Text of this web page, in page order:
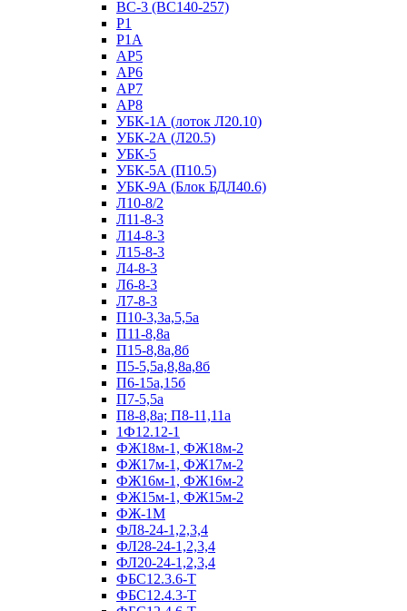
ВС-3 (ВС140-257)
Р1
Р1А
АР5
АР6
АР7
АР8
УБК-1А (лоток Л20.10)
УБК-2А (Л20.5)
УБК-5
УБК-5А (П10.5)
УБК-9А (Блок БДЛ40.6)
Л10-8/2
Л11-8-3
Л14-8-3
Л15-8-3
Л4-8-3
Л6-8-3
Л7-8-3
П10-3,3а,5,5а
П11-8,8а
П15-8,8а,8б
П5-5,5а,8,8а,8б
П6-15а,15б
П7-5,5а
П8-8,8а; П8-11,11а
1Ф12.12-1
ФЖ18м-1, ФЖ18м-2
ФЖ17м-1, ФЖ17м-2
ФЖ16м-1, ФЖ16м-2
ФЖ15м-1, ФЖ15м-2
ФЖ-1М
ФЛ8-24-1,2,3,4
ФЛ28-24-1,2,3,4
ФЛ20-24-1,2,3,4
ФБС12.3.6-Т
ФБС12.4.3-Т